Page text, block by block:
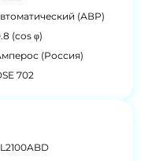
(АВР)
(cos φ)
(Россия)
702